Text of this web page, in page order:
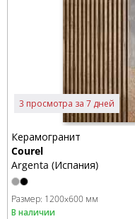
3 просмотра за 7 дней
Керамогранит
Courel
Argenta (Испания)
Размер: 1200x600 мм
В наличии